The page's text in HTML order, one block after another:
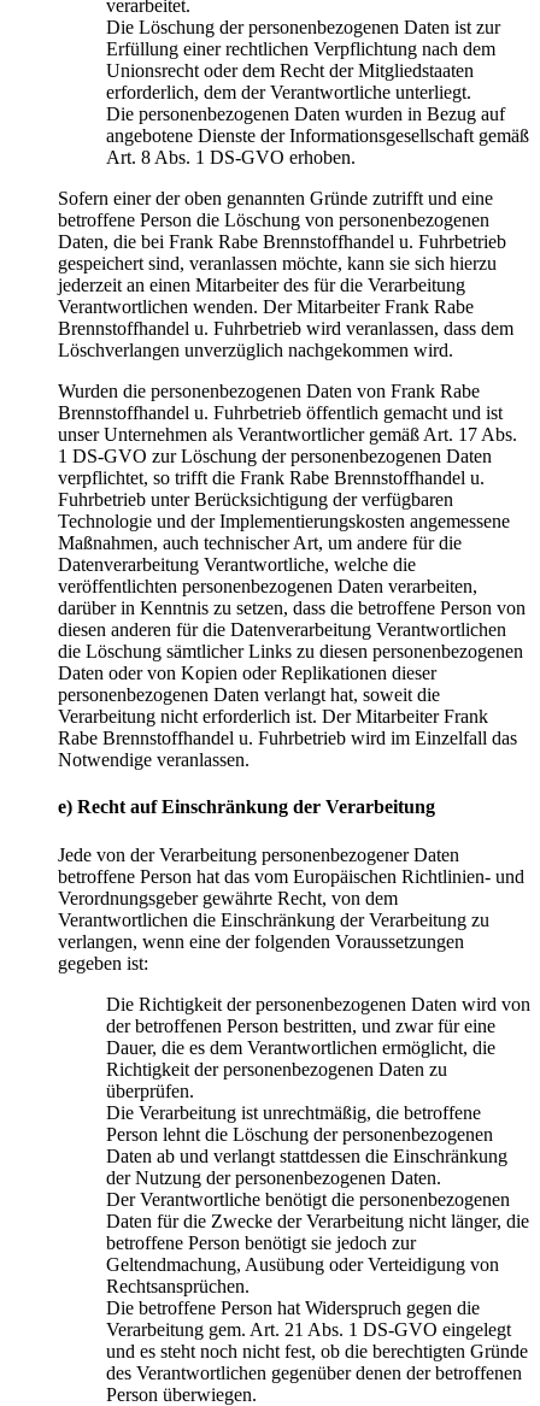
verarbeitet.
Die Löschung der personenbezogenen Daten ist zur
Erfüllung einer rechtlichen Verpflichtung nach dem
Unionsrecht oder dem Recht der Mitgliedstaaten
erforderlich, dem der Verantwortliche unterliegt.
Die personenbezogenen Daten wurden in Bezug auf
angebotene Dienste der Informationsgesellschaft gemäß
Art. 8 Abs. 1 DS-GVO erhoben.
Sofern einer der oben genannten Gründe zutrifft und eine
betroffene Person die Löschung von personenbezogenen
Daten, die bei Frank Rabe Brennstoffhandel u. Fuhrbetrieb
gespeichert sind, veranlassen möchte, kann sie sich hierzu
jederzeit an einen Mitarbeiter des für die Verarbeitung
Verantwortlichen wenden. Der Mitarbeiter Frank Rabe
Brennstoffhandel u. Fuhrbetrieb wird veranlassen, dass dem
Löschverlangen unverzüglich nachgekommen wird.
Wurden die personenbezogenen Daten von Frank Rabe
Brennstoffhandel u. Fuhrbetrieb öffentlich gemacht und ist
unser Unternehmen als Verantwortlicher gemäß Art. 17 Abs.
1 DS-GVO zur Löschung der personenbezogenen Daten
verpflichtet, so trifft die Frank Rabe Brennstoffhandel u.
Fuhrbetrieb unter Berücksichtigung der verfügbaren
Technologie und der Implementierungskosten angemessene
Maßnahmen, auch technischer Art, um andere für die
Datenverarbeitung Verantwortliche, welche die
veröffentlichten personenbezogenen Daten verarbeiten,
darüber in Kenntnis zu setzen, dass die betroffene Person von
diesen anderen für die Datenverarbeitung Verantwortlichen
die Löschung sämtlicher Links zu diesen personenbezogenen
Daten oder von Kopien oder Replikationen dieser
personenbezogenen Daten verlangt hat, soweit die
Verarbeitung nicht erforderlich ist. Der Mitarbeiter Frank
Rabe Brennstoffhandel u. Fuhrbetrieb wird im Einzelfall das
Notwendige veranlassen.
e) Recht auf Einschränkung der Verarbeitung
Jede von der Verarbeitung personenbezogener Daten
betroffene Person hat das vom Europäischen Richtlinien- und
Verordnungsgeber gewährte Recht, von dem
Verantwortlichen die Einschränkung der Verarbeitung zu
verlangen, wenn eine der folgenden Voraussetzungen
gegeben ist:
Die Richtigkeit der personenbezogenen Daten wird von
der betroffenen Person bestritten, und zwar für eine
Dauer, die es dem Verantwortlichen ermöglicht, die
Richtigkeit der personenbezogenen Daten zu
überprüfen.
Die Verarbeitung ist unrechtmäßig, die betroffene
Person lehnt die Löschung der personenbezogenen
Daten ab und verlangt stattdessen die Einschränkung
der Nutzung der personenbezogenen Daten.
Der Verantwortliche benötigt die personenbezogenen
Daten für die Zwecke der Verarbeitung nicht länger, die
betroffene Person benötigt sie jedoch zur
Geltendmachung, Ausübung oder Verteidigung von
Rechtsansprüchen.
Die betroffene Person hat Widerspruch gegen die
Verarbeitung gem. Art. 21 Abs. 1 DS-GVO eingelegt
und es steht noch nicht fest, ob die berechtigten Gründe
des Verantwortlichen gegenüber denen der betroffenen
Person überwiegen.